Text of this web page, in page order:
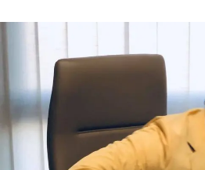
ITALIA MONDO
SANITÀ
SPORT
CULTURA
AMBIENTE